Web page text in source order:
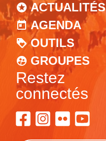
ACTUALITÉS
AGENDA
OUTILS
GROUPES
Restez
connectés